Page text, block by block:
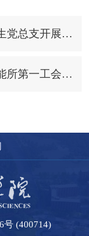
上一篇：中国科学院重庆研究院学生党总支开展科普进校园活动
下一篇：智能所第一党支部联合智能所第一工会小组开展“凝心聚力攀高峰 勇抢科技制高点”主题党日暨工会联合活动
号 (400714)